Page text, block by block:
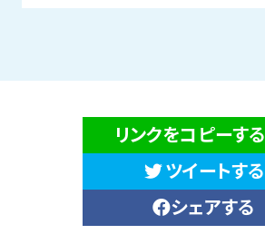
リンクをコピーする
ツイートする
シェアする